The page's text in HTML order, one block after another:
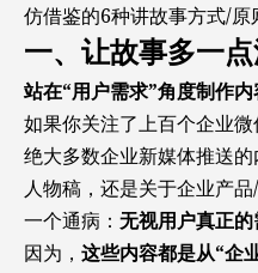
仿借鉴的6种讲故事方式/原
一、让故事多一
站在“用户需求”角度制作内
如果你关注了上百个企业
绝大多数企业新媒体推送
人物稿，还是关于企业产
一个通病： 无视用户真正的
因为， 这些内容都是从“企